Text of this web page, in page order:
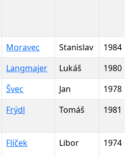
Moravec Stanislav
1984
Langmajer Lukáš
1980
Švec Jan
1978
Frýdl Tomáš 1981
Flíček Libor 1974